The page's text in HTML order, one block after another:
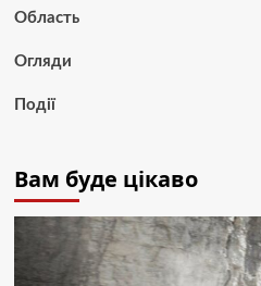
Область
Огляди
Події
Вам буде цікаво